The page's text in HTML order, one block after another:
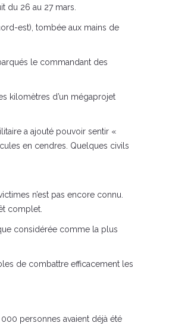
du 26 au 27 mars.
est), tombée aux mains de
le commandant des
kilomètres d’un mégaprojet
a ajouté pouvoir sentir «
en cendres. Quelques civils
n’est pas encore connu.
complet.
considérée comme la plus
de combattre efficacement les
personnes avaient déjà été